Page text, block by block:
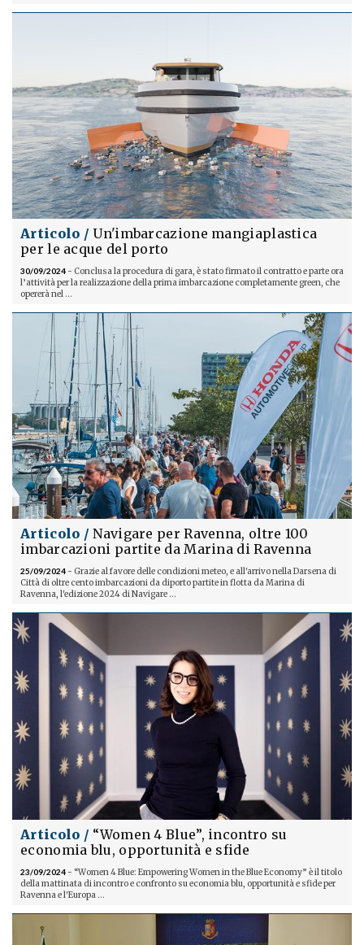
Articolo / Un'imbarcazione mangiaplastica
per le acque del porto
30/09/2024 - Conclusa la procedura di gara, è stato firmato il contratto e parte ora
l’attività per la realizzazione della prima imbarcazione completamente green, che
opererà nel ...
Articolo / Navigare per Ravenna, oltre 100
imbarcazioni partite da Marina di Ravenna
25/09/2024 - Grazie al favore delle condizioni meteo, e all'arrivo nella Darsena di
Città di oltre cento imbarcazioni da diporto partite in flotta da Marina di
Ravenna, l'edizione 2024 di Navigare ...
Articolo / “Women 4 Blue”, incontro su
economia blu, opportunità e sfide
23/09/2024 - “Women 4 Blue: Empowering Women in the Blue Economy” è il titolo
della mattinata di incontro e confronto su economia blu, opportunità e sfide per
Ravenna e l'Europa ...